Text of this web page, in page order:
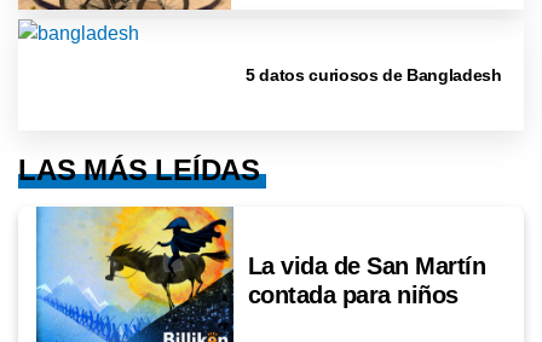
5 datos curiosos de Bangladesh
LAS MÁS LEÍDAS
La vida de San Martín
contada para niños